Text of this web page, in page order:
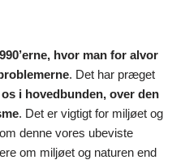
hvor man for alvor
. Det har præget
i hovedbunden, over den
. Det er vigtigt for miljøet og
denne vores ubeviste
om miljøet og naturen end